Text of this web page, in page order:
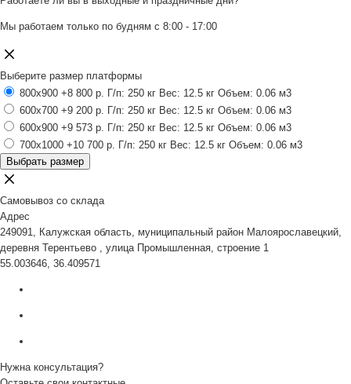
Мы работаем только по будням с 8:00 - 17:00
Выберите размер платформы
800x900 +8 800 р. Г/п: 250 кг Вес: 12.5 кг Объем: 0.06 м3
600x700 +9 200 р. Г/п: 250 кг Вес: 12.5 кг Объем: 0.06 м3
600x900 +9 573 р. Г/п: 250 кг Вес: 12.5 кг Объем: 0.06 м3
700x1000 +10 700 р. Г/п: 250 кг Вес: 12.5 кг Объем: 0.06 м3
Выбрать размер
Самовывоз со склада
Адрес
249091, Калужская область, муниципальный район Малоярославецкий,
деревня Терентьево , улица Промышленная, строение 1
55.003646, 36.409571
Нужна консультация?